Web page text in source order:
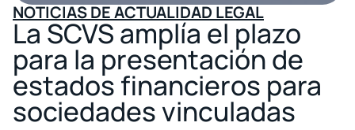
NOTICIAS DE ACTUALIDAD LEGAL
La SCVS amplía el plazo
para la presentación de
estados financieros para
sociedades vinculadas